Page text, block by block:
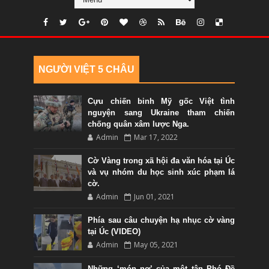
NGƯỜI VIỆT 5 CHÂU
Cựu chiến binh Mỹ gốc Việt tình
nguyện sang Ukraine tham chiến
chống quân xâm lược Nga.
Admin Mar 17, 2022
Cờ Vàng trong xã hội đa văn hóa tại Úc
và vụ nhóm du học sinh xúc phạm lá
cờ.
Admin Jun 01, 2021
Phía sau câu chuyện hạ nhục cờ vàng
tại Úc (VIDEO)
Admin May 05, 2021